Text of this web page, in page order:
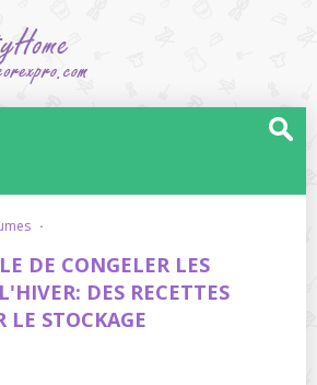
·
DE CONGELER LES
DES RECETTES
LE STOCKAGE